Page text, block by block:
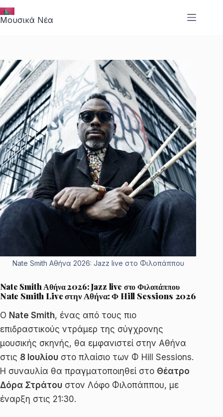
στο
περιεχόμενο
Μουσικά Νέα
Nate Smith Αθήνα 2026: Jazz live στο Φιλοπάππου
Nate Smith Αθήνα 2026: Jazz live στο Φιλοπάππου
Nate Smith Live στην Αθήνα: Φ Hill Sessions 2026
Ο Nate Smith, ένας από τους πιο
επιδραστικούς ντράμερ της σύγχρονης
μουσικής σκηνής, θα εμφανιστεί στην Αθήνα
στις 8 Ιουλίου στο πλαίσιο των Φ Hill Sessions.
Η συναυλία θα πραγματοποιηθεί στο Θέατρο
Δόρα Στράτου στον Λόφο Φιλοπάππου, με
έναρξη στις 21:30.